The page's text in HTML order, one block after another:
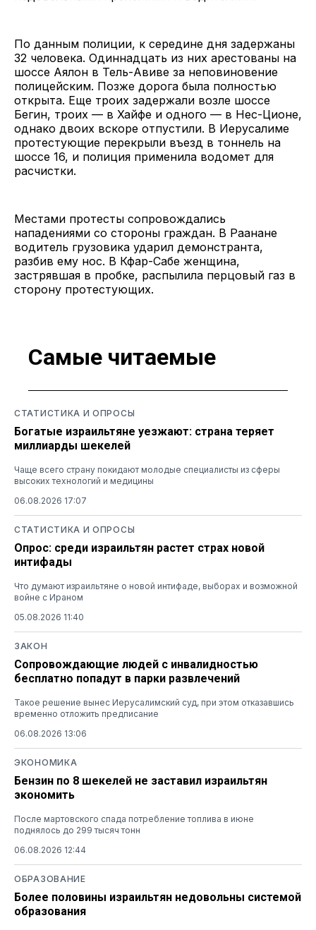
По данным полиции, к середине дня задержаны
32 человека. Одиннадцать из них арестованы на
шоссе Аялон в Тель-Авиве за неповиновение
полицейским. Позже дорога была полностью
открыта. Еще троих задержали возле шоссе
Бегин, троих — в Хайфе и одного — в Нес-Ционе,
однако двоих вскоре отпустили. В Иерусалиме
протестующие перекрыли въезд в тоннель на
шоссе 16, и полиция применила водомет для
расчистки.
Местами протесты сопровождались
нападениями со стороны граждан. В Раанане
водитель грузовика ударил демонстранта,
разбив ему нос. В Кфар-Сабе женщина,
застрявшая в пробке, распылила перцовый газ в
сторону протестующих.
Самые читаемые
СТАТИСТИКА И ОПРОСЫ
Богатые израильтяне уезжают: страна теряет
миллиарды шекелей
Чаще всего страну покидают молодые специалисты из сферы
высоких технологий и медицины
06.08.2026 17:07
СТАТИСТИКА И ОПРОСЫ
Опрос: среди израильтян растет страх новой
интифады
Что думают израильтяне о новой интифаде, выборах и возможной
войне с Ираном
05.08.2026 11:40
ЗАКОН
Сопровождающие людей с инвалидностью
бесплатно попадут в парки развлечений
Такое решение вынес Иерусалимский суд, при этом отказавшись
временно отложить предписание
06.08.2026 13:06
ЭКОНОМИКА
Бензин по 8 шекелей не заставил израильтян
экономить
После мартовского спада потребление топлива в июне
поднялось до 299 тысяч тонн
06.08.2026 12:44
ОБРАЗОВАНИЕ
Более половины израильтян недовольны системой
образования